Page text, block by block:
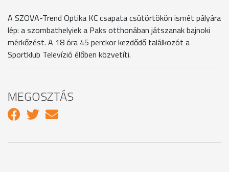
A SZOVA-Trend Optika KC csapata csütörtökön ismét pályára
lép: a szombathelyiek a Paks otthonában játszanak bajnoki
mérkőzést. A 18 óra 45 perckor kezdődő találkozót a
Sportklub Televízió élőben közvetíti.
MEGOSZTÁS